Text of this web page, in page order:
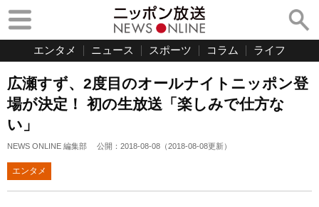
エンタメ ニュース スポーツ コラム ライフ
広瀬すず、2度目のオールナイトニッポン登
場が決定！ 初の生放送「楽しみで仕方な
い」
NEWS ONLINE 編集部 公開： 2018-08-08 （2018-08-08更新）
エンタメ